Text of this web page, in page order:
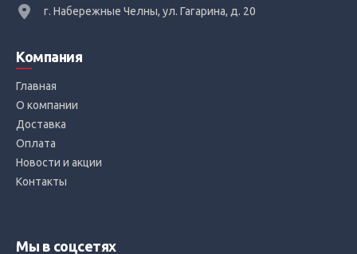
г. Набережные Челны, ул. Гагарина, д. 20
Компания
Главная
О компании
Доставка
Оплата
Новости и акции
Контакты
Мы в соцсетях